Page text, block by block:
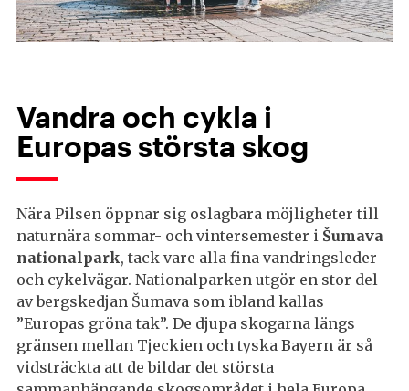
Vandra och cykla i
Europas största skog
Nära Pilsen öppnar sig oslagbara möjligheter till
naturnära sommar- och vintersemester i Šumava
nationalpark, tack vare alla fina vandringsleder
och cykelvägar. Nationalparken utgör en stor del
av bergskedjan Šumava som ibland kallas
”Europas gröna tak”. De djupa skogarna längs
gränsen mellan Tjeckien och tyska Bayern är så
vidsträckta att de bildar det största